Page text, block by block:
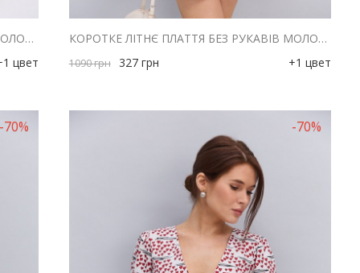
КОРОТКЕ ЛІТНЄ ПЛАТТЯ БЕЗ РУКАВІВ МОЛОЧНЕ З БЛАКИТНИМ КВІТКОВИМ ВІЗЕРУНКОМ
цвет
КОРОТКЕ ЛІТНЄ ПЛАТТЯ БЕЗ РУКАВІВ МОЛОЧНЕ З РОЖЕВИМ КВІТКОВИМ ВІЗЕРУНКОМ
1090грн 327 грн +1 цвет
-70% -70%